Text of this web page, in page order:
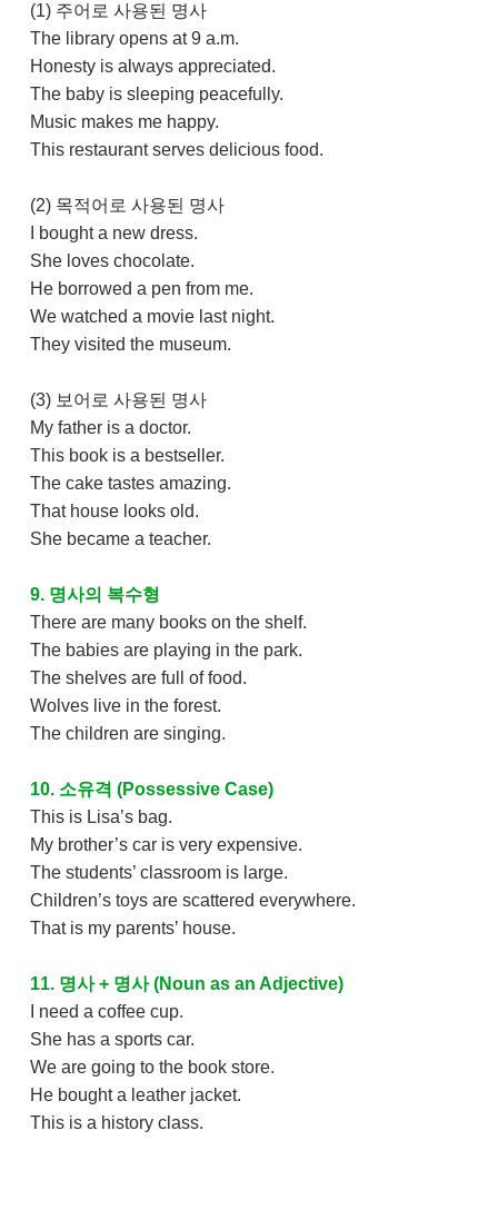
(1) 주어로 사용된 명사
The library opens at 9 a.m.
Honesty is always appreciated.
The baby is sleeping peacefully.
Music makes me happy.
This restaurant serves delicious food.
(2) 목적어로 사용된 명사
I bought a new dress.
She loves chocolate.
He borrowed a pen from me.
We watched a movie last night.
They visited the museum.
(3) 보어로 사용된 명사
My father is a doctor.
This book is a bestseller.
The cake tastes amazing.
That house looks old.
She became a teacher.
9. 명사의 복수형
There are many books on the shelf.
The babies are playing in the park.
The shelves are full of food.
Wolves live in the forest.
The children are singing.
10. 소유격 (Possessive Case)
This is Lisa’s bag.
My brother’s car is very expensive.
The students’ classroom is large.
Children’s toys are scattered everywhere.
That is my parents’ house.
11. 명사 + 명사 (Noun as an Adjective)
I need a coffee cup.
She has a sports car.
We are going to the book store.
He bought a leather jacket.
This is a history class.